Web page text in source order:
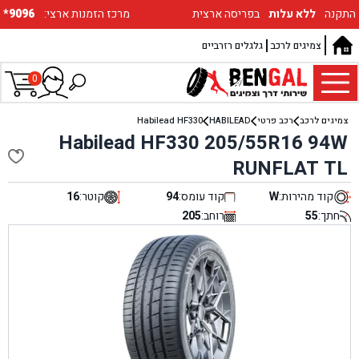
*9096 :מרכז הזמנות ארצי התקנה ללא עלות בפריסה ארצית
גלגלים רזרביים צמיגים לרכב
0
צמיגים לרכב רכב פרטי HABILEAD
Habilead HF330
Habilead HF330 205/55R16 94W
RUNFLAT TL
קוד מהירות:W קוד עומס:94 קוטר:16
חתך:55 רוחב:205